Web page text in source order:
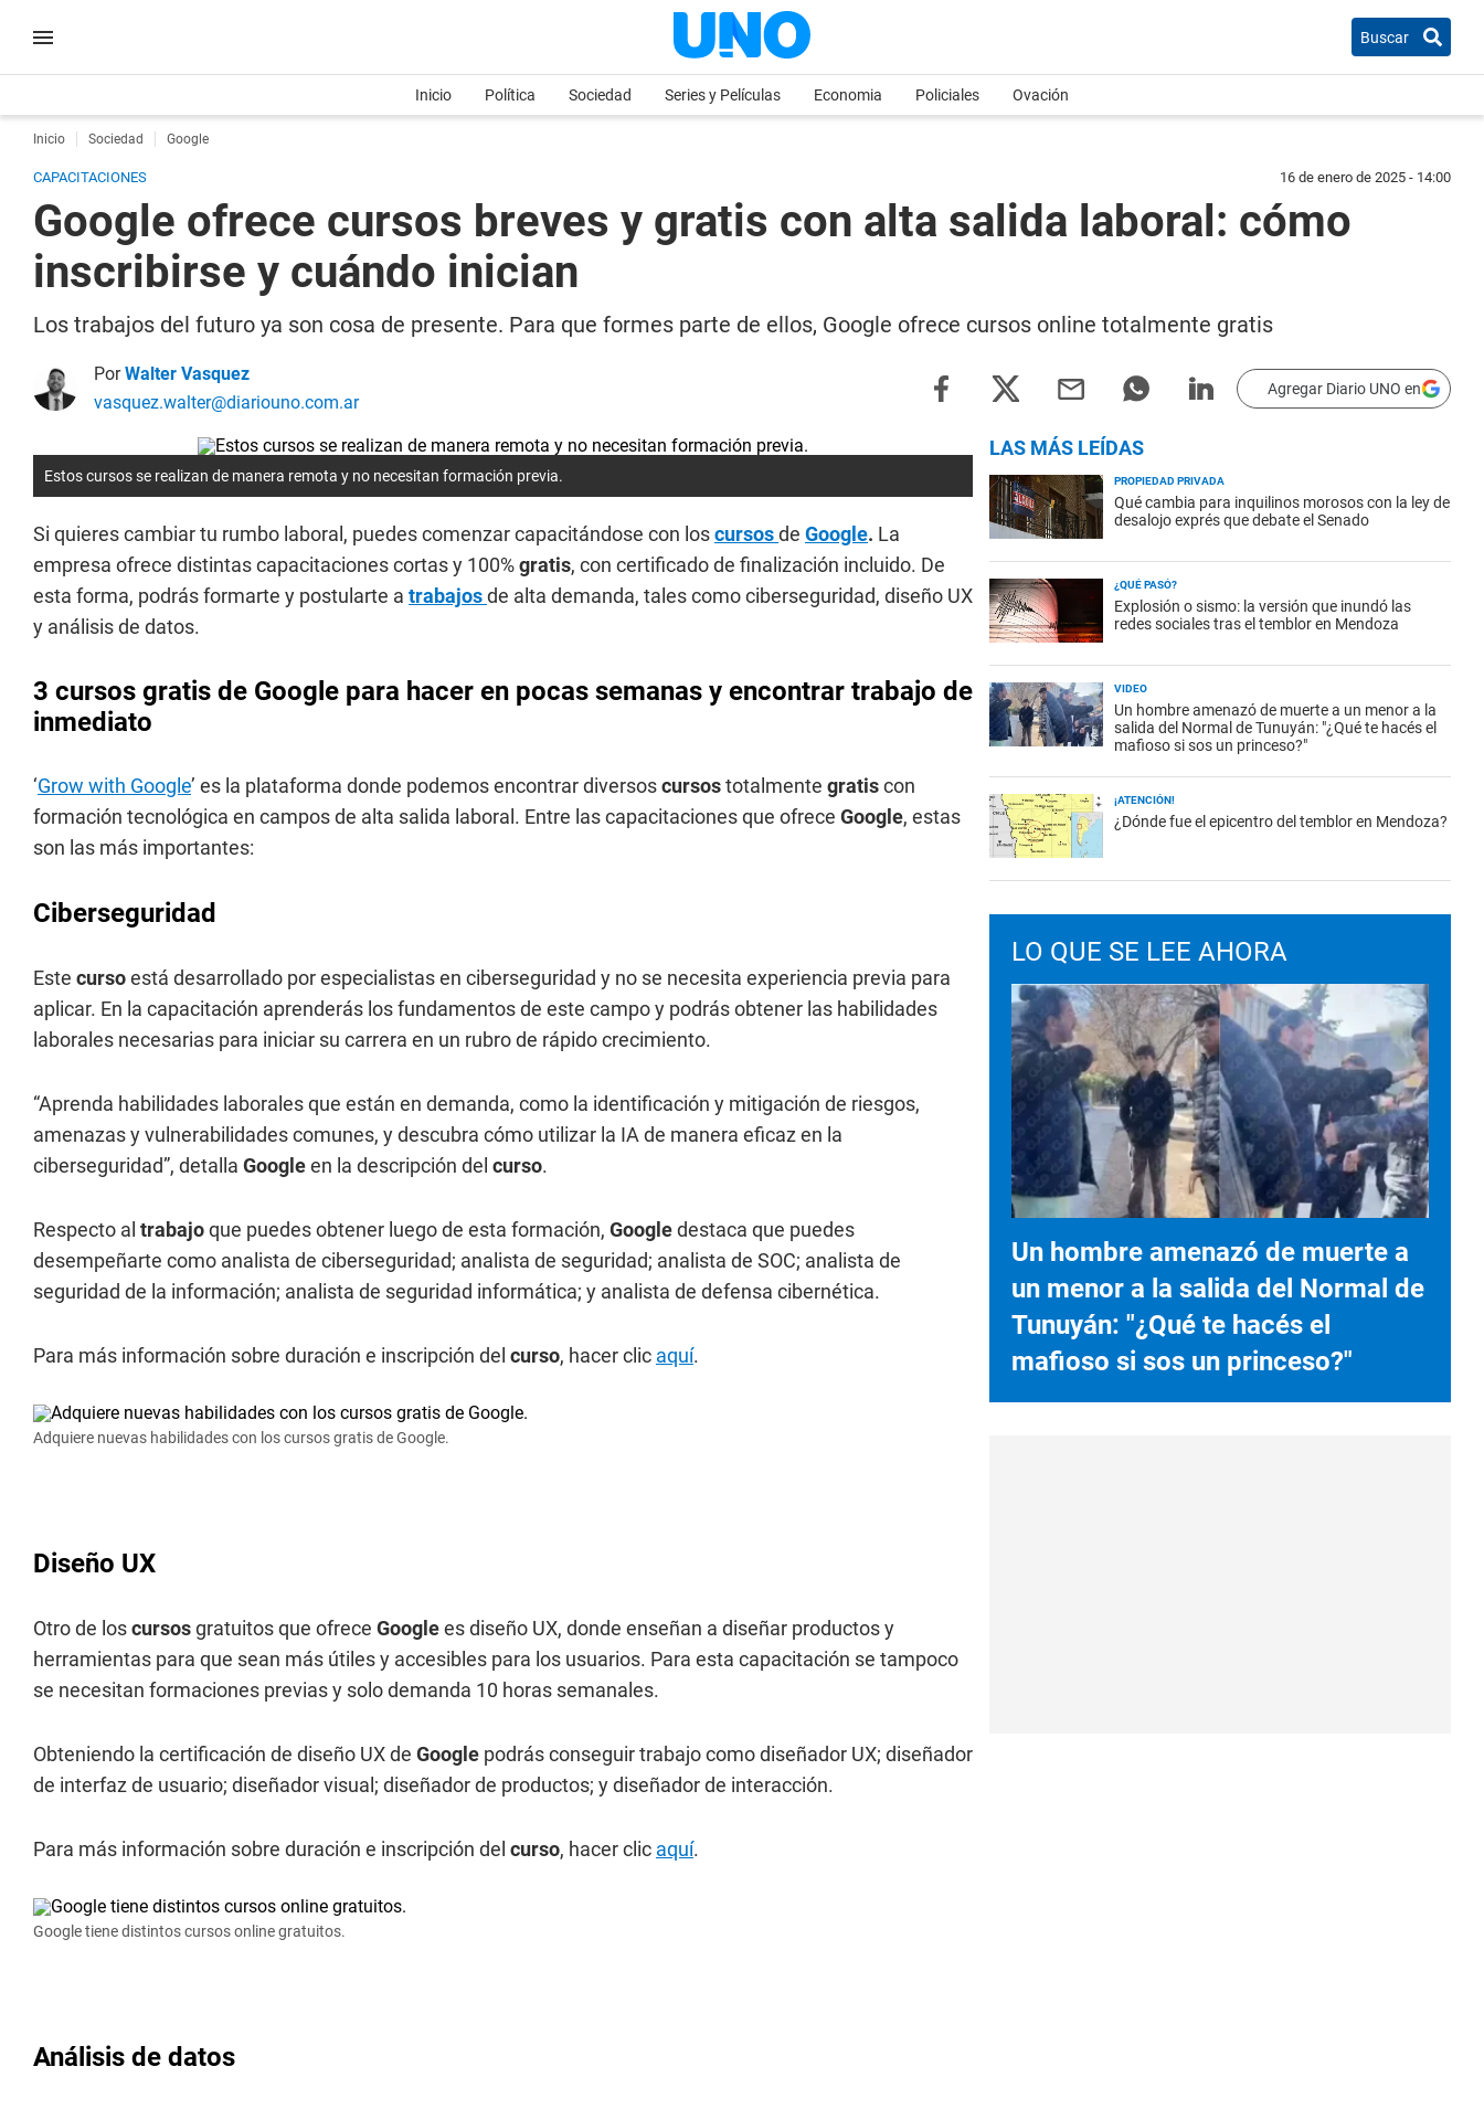
Buscar
Inicio Política Sociedad Series y Películas Economia Policiales Ovación
Inicio Sociedad Google
CAPACITACIONES 16 de enero de 2025 - 14:00
Google ofrece cursos breves y gratis con alta salida laboral: cómo
inscribirse y cuándo inician
Los trabajos del futuro ya son cosa de presente. Para que formes parte de ellos, Google ofrece cursos online totalmente gratis
PorWalter Vasquez
vasquez.walter@diariouno.com.ar
Agregar Diario UNO en
Estos cursos se realizan de manera remota y no necesitan formación previa.
Si quieres cambiar tu rumbo laboral, puedes comenzar capacitándose con loscursosde Google. La
empresa ofrece distintas capacitaciones cortas y 100%gratis, con certificado de finalización incluido. De
esta forma, podrás formarte y postularte a trabajosde alta demanda, tales como ciberseguridad, diseño UX
y análisis de datos.
3 cursos gratis de Google para hacer en pocas semanas y encontrar trabajo de
inmediato
‘Grow with Google’ es la plataforma donde podemos encontrar diversoscursostotalmente gratiscon
formación tecnológica en campos de alta salida laboral. Entre las capacitaciones que ofrece Google, estas
son las más importantes:
Ciberseguridad
Este cursoestá desarrollado por especialistas en ciberseguridad y no se necesita experiencia previa para
aplicar. En la capacitación aprenderás los fundamentos de este campo y podrás obtener las habilidades
laborales necesarias para iniciar su carrera en un rubro de rápido crecimiento.
“Aprenda habilidades laborales que están en demanda, como la identificación y mitigación de riesgos,
amenazas y vulnerabilidades comunes, y descubra cómo utilizar la IA de manera eficaz en la
ciberseguridad”, detalla Googleen la descripción del curso.
Respecto al trabajoque puedes obtener luego de esta formación, Googledestaca que puedes
desempeñarte como analista de ciberseguridad; analista de seguridad; analista de SOC; analista de
seguridad de la información; analista de seguridad informática; y analista de defensa cibernética.
Para más información sobre duración e inscripción del curso, hacer clic aquí.
Adquiere nuevas habilidades con los cursos gratis de Google.
Diseño UX
Otro de loscursosgratuitos que ofrece Googlees diseño UX, donde enseñan a diseñar productos y
herramientas para que sean más útiles y accesibles para los usuarios. Para esta capacitación se tampoco
se necesitan formaciones previas y solo demanda 10 horas semanales.
Obteniendo la certificación de diseño UX de Google podrás conseguir trabajo como diseñador UX; diseñador
de interfaz de usuario; diseñador visual; diseñador de productos; y diseñador de interacción.
Para más información sobre duración e inscripción del curso, hacer clic aquí.
Google tiene distintos cursos online gratuitos.
Análisis de datos
LAS MÁS LEÍDAS
PROPIEDAD PRIVADA
Qué cambia para inquilinos morosos con la ley de
desalojo exprés que debate el Senado
¿QUÉ PASÓ?
Explosión o sismo: la versión que inundó las
redes sociales tras el temblor en Mendoza
VIDEO
Un hombre amenazó de muerte a un menor a la
salida del Normal de Tunuyán: "¿Qué te hacés el
mafioso si sos un princeso?"
¡ATENCIÓN!
¿Dónde fue el epicentro del temblor en Mendoza?
LO QUE SE LEE AHORA
Un hombre amenazó de muerte a
un menor a la salida del Normal de
Tunuyán: "¿Qué te hacés el
mafioso si sos un princeso?"